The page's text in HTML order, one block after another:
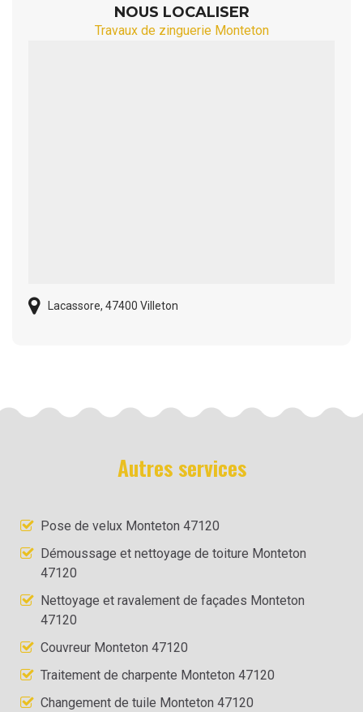
NOUS LOCALISER
Travaux de zinguerie Monteton
Lacassore, 47400 Villeton
Autres services
Pose de velux Monteton 47120
Démoussage et nettoyage de toiture Monteton
47120
Nettoyage et ravalement de façades Monteton
47120
Couvreur Monteton 47120
Traitement de charpente Monteton 47120
Changement de tuile Monteton 47120